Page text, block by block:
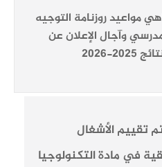
مواعيد روزنامة التوجيه
وآجال الإعلان عن
2025-2026
تقييم الأشغال
في مادة التكنولوجيا